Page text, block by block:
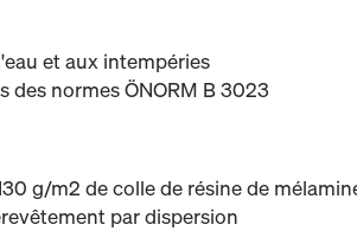
et aux intempéries
des normes ÖNORM B 3023
g/m2 de colle de résine de
par dispersion